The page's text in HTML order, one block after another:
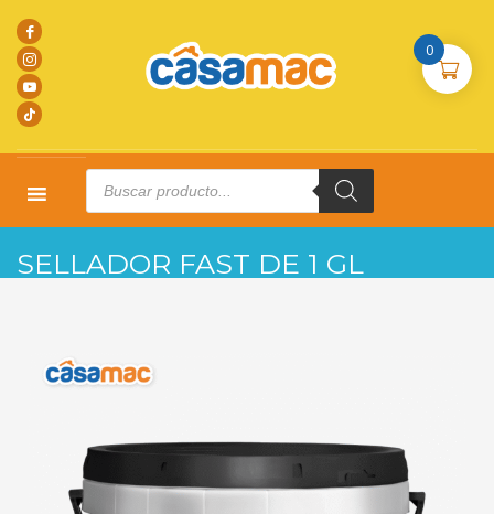
Products
search
SELLADOR FAST DE 1 GL
0